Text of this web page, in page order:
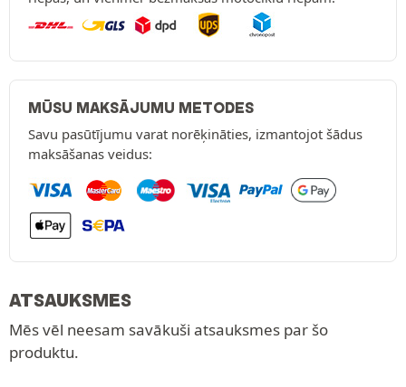
MŪSU MAKSĀJUMU METODES
Savu pasūtījumu varat norēķināties, izmantojot šādus
maksāšanas veidus:
ATSAUKSMES
Mēs vēl neesam savākuši atsauksmes par šo
produktu.